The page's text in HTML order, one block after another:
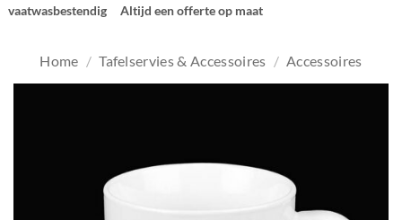
vaatwasbestendig Altijd een offerte op maat
Home / Tafelservies & Accessoires / Accessoires